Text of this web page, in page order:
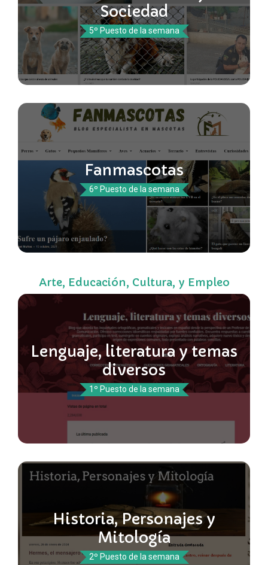
Sociedad
5º Puesto de la semana
Fanmascotas
6º Puesto de la semana
Arte, Educación, Cultura, y Empleo
Lenguaje, literatura y temas
diversos
1º Puesto de la semana
Historia, Personajes y
Mitología
2º Puesto de la semana